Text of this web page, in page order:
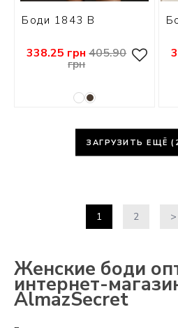
Боди 1843 В
338.25 грн 405.90
грн
ЗАГРУЗИТЬ ЕЩЁ (
1 2 >
Женские боди
интернет-
AlmazSecret